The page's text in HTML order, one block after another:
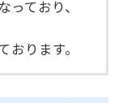
ており、
ります。